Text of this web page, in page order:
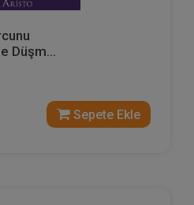
Düşm...
Sepete Ekle